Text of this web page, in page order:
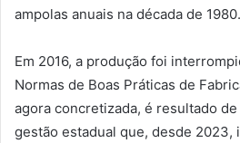
ampolas anuais na década de 1980.
Em 2016, a produção foi
Normas de Boas Práticas de
agora concretizada, é resultado
gestão estadual que, desde 2023,